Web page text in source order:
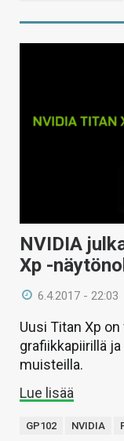
NVIDIA
Xp -
6.4.2017 - 22:03
Uusi Titan Xp
grafiikkapiirillä
muisteilla.
Lue lisää
GP102 NVIDIA